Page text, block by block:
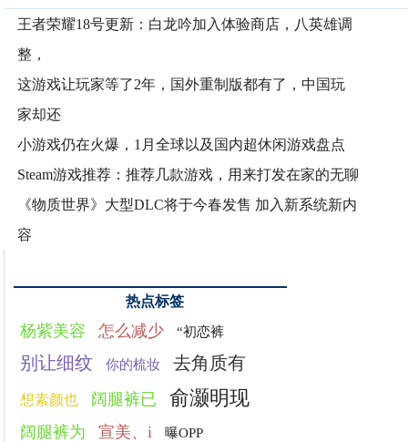
王者荣耀18号更新：白龙吟加入体验商店，八英雄调
整，
这游戏让玩家等了2年，国外重制版都有了，中国玩
家却还
小游戏仍在火爆，1月全球以及国内超休闲游戏盘点
Steam游戏推荐：推荐几款游戏，用来打发在家的无聊
《物质世界》大型DLC将于今春发售 加入新系统新内
容
热点标签
杨紫美容 怎么减少 “初恋裤
别让细纹 你的梳妆 去角质有
想素颜也 阔腿裤已 俞灏明现
阔腿裤为 宣美、i 曝OPP